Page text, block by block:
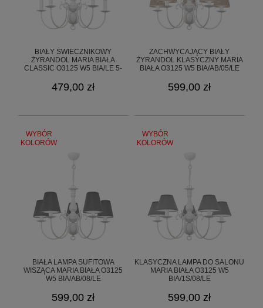
BIAŁY ŚWIECZNIKOWY
ŻYRANDOL MARIA BIAŁA
CLASSIC O3125 W5 BIA/LE 5-
479,00 zł
ZACHWYCAJĄCY BIAŁY
ŻYRANDOL KLASYCZNY MARIA
BIAŁA O3125 W5 BIA/AB/05/LE
599,00 zł
WYBÓR
KOLORÓW
BIAŁA LAMPA SUFITOWA
WISZĄCA MARIA BIAŁA O3125
W5 BIA/AB/08/LE
599,00 zł
WYBÓR
KOLORÓW
KLASYCZNA LAMPA DO SALONU
MARIA BIAŁA O3125 W5
BIA/1S/08/LE
599,00 zł